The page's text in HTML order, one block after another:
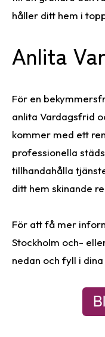
håller ditt hem i
Anlita
För en
anlita Vardagsfrid
kommer med ett
professionella
tillhandahålla
ditt hem skinande
För att få mer
Stockholm och-
nedan och fyll i